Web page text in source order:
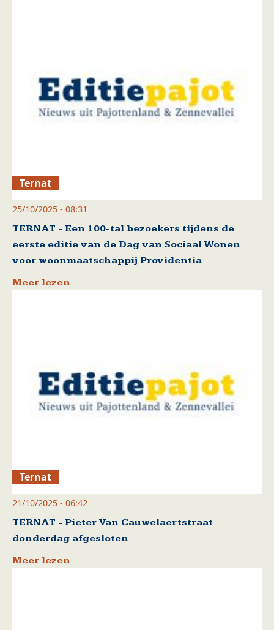
Ternat
25/10/2025 - 08:31
TERNAT - Een 100-tal bezoekers tijdens de
eerste editie van de Dag van Sociaal Wonen
voor woonmaatschappij Providentia
Meer lezen
Ternat
21/10/2025 - 06:42
TERNAT - Pieter Van Cauwelaertstraat
donderdag afgesloten
Meer lezen